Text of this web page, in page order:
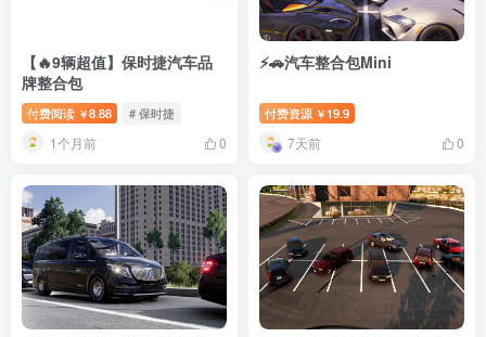
【🔥9辆超值】保时捷汽车品
牌整合包
付费阅读 ￥8.88 # 保时捷
1个月前 0
⚡🚗汽车整合包Mini
付费资源 ￥ 19.9
7天前 0